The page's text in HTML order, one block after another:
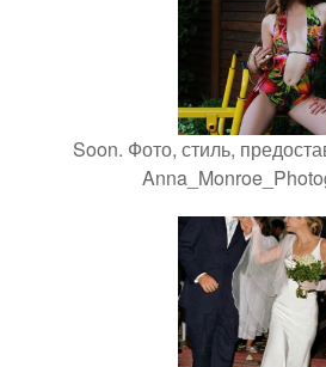
Soon. Фото, стиль,